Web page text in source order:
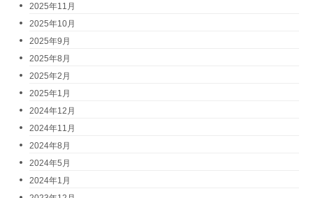
2025年11月
2025年10月
2025年9月
2025年8月
2025年2月
2025年1月
2024年12月
2024年11月
2024年8月
2024年5月
2024年1月